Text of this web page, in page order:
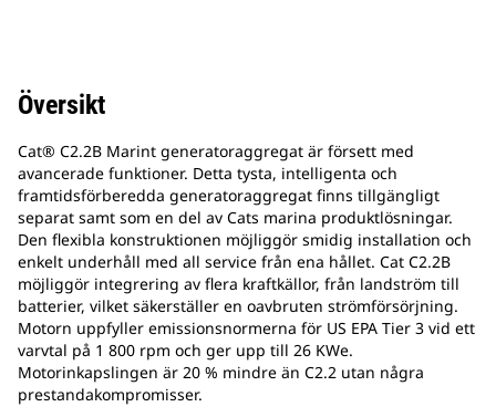
Översikt
Cat® C2.2B Marint generatoraggregat är försett med
avancerade funktioner. Detta tysta, intelligenta och
framtidsförberedda generatoraggregat finns tillgängligt
separat samt som en del av Cats marina produktlösningar.
Den flexibla konstruktionen möjliggör smidig installation och
enkelt underhåll med all service från ena hållet. Cat C2.2B
möjliggör integrering av flera kraftkällor, från landström till
batterier, vilket säkerställer en oavbruten strömförsörjning.
Motorn uppfyller emissionsnormerna för US EPA Tier 3 vid ett
varvtal på 1 800 rpm och ger upp till 26 KWe.
Motorinkapslingen är 20 % mindre än C2.2 utan några
prestandakompromisser.